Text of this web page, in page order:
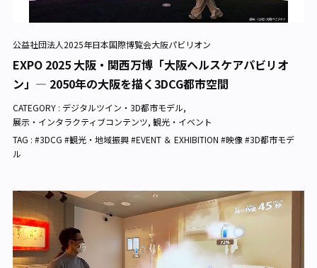
公益社団法人2025年日本国際博覧会大阪パビリオン
EXPO 2025 大阪・関西万博「大阪ヘルスケアパビリオ
ン」— 2050年の大阪を描く3DCG都市空間
CATEGORY : デジタルツイン・3D都市モデル,
展示・インタラクティブコンテンツ, 観光・イベント
TAG : #3DCG #観光・地域振興 #EVENT ＆ EXHIBITION #映像 #3D都市モデ
ル